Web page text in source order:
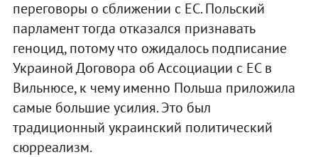
переговоры о сближении с ЕС. Польский
парламент тогда отказался признавать
геноцид, потому что ожидалось подписание
Украиной Договора об Ассоциации с ЕС в
Вильнюсе, к чему именно Польша приложила
самые большие усилия. Это был
традиционный украинский политический
сюрреализм.